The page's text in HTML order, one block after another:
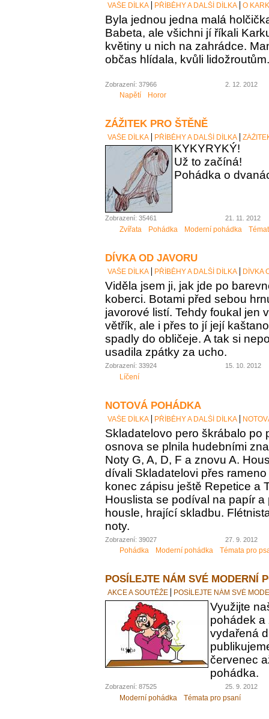
VAŠE DÍLKA PŘÍBĚHY A DALŠÍ DÍLKA O
Byla jednou jedna malá
Babeta, ale všichni jí říkali
květiny u nich na zahrádce.
občas hlídala, kvůli lidožroutům.
Zobrazení: 37966 2. 12. 2012
Napětí Horor
ZÁŽITEK PRO ŠTĚNĚ
VAŠE DÍLKA PŘÍBĚHY A DALŠÍ DÍLKA
KYKYRYKÝ!
Už to začíná!
Pohádka o
Zobrazení: 35461 21. 11. 2012
Zvířata Pohádka Moderní pohádka
DÍVKA OD JAVORU
VAŠE DÍLKA PŘÍBĚHY A DALŠÍ DÍLKA DÍVKA
Viděla jsem ji, jak jde po
koberci. Botami před sebou
javorové listí. Tehdy foukal jen
větřík, ale i přes to jí její
spadly do obličeje. A tak si
usadila zpátky za ucho.
Zobrazení: 33924 15. 10. 2012
Líčení
NOTOVÁ POHÁDKA
VAŠE DÍLKA PŘÍBĚHY A DALŠÍ DÍLKA
Skladatelovo pero škrábalo po
osnova se plnila hudebními
Noty G, A, D, F a znovu A.
dívali Skladatelovi přes
konec zápisu ještě Repetice a
Houslista se podíval na papír a
housle, hrající skladbu.
noty.
Zobrazení: 39027 27. 9. 2012
Pohádka Moderní pohádka Témata pro
POSÍLEJTE NÁM SVÉ MODERNÍ
AKCE A SOUTĚŽE POSÍLEJTE NÁM SVÉ
Využijte
pohádek a
vydařená
červenec
pohádka.
Zobrazení: 87525 25. 9. 2012
Moderní pohádka Témata pro psaní